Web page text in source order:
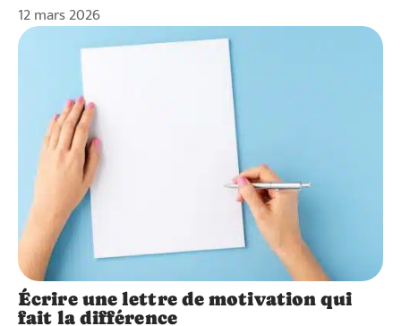
12 mars 2026
Écrire une lettre de motivation qui
fait la différence